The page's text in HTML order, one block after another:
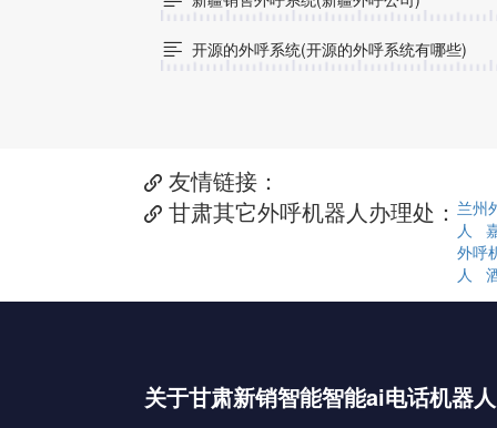
 开源的外呼系统(开源的外呼系统有哪些)
 友情链接：
 甘肃其它外呼机器人办理处： 兰州
人
外呼
人
关于甘肃新销智能智能ai电话机器人